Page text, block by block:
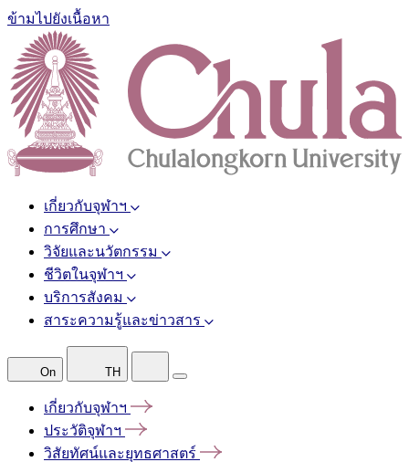
ข้ามไปยังเนื้อหา
เกี่ยวกับจุฬาฯ
การศึกษา
วิจัยและนวัตกรรม
ชีวิตในจุฬาฯ
บริการสังคม
สาระความรู้และข่าวสาร
On TH
เกี่ยวกับจุฬาฯ
ประวัติจุฬาฯ
วิสัยทัศน์และยุทธศาสตร์